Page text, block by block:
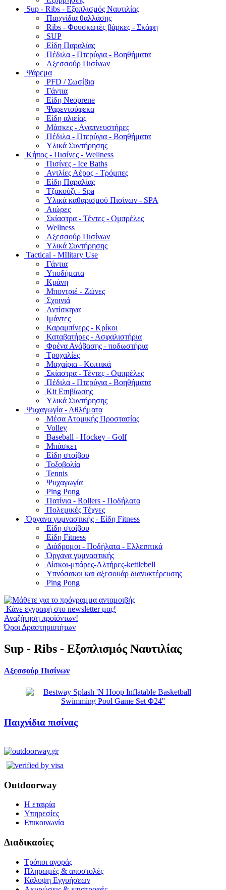
Sup - Ribs - Εξοπλισμός Ναυτιλίας
Παιχνίδια θαλλάσης
Ribs - Φουσκωτές βάρκες - Σκάφη
SUP
Είδη Παραλίας
Πέδιλα - Πτερύγια - Βοηθήματα
Αξεσσούρ Πισίνων
Ψάρεμα
PFD / Σωσίβια
Γάντια
Είδη Neoprene
Ψαρεντούφεκα
Είδη αλιείας
Μάσκες - Αναπνευστήρες
Πέδιλα - Πτερύγια - Βοηθήματα
Υλικά Συντήρησης
Κήπος - Πισίνες - Wellness
Πισίνες - Ice Baths
Αντλίες Αέρος - Τρόμπες
Είδη Παραλίας
Τζακούζι - Spa
Υλικά καθαρισμού Πισίνων - SPA
Αιώρες
Σκίαστρα - Τέντες - Ομπρέλες
Wellness
Αξεσσούρ Πισίνων
Υλικά Συντήρησης
Tactical - MIlitary Use
Γάντια
Υποδήματα
Κράνη
Μποντριέ - Ζώνες
Σχοινιά
Αντίσκηνα
Ιμάντες
Καραμπίνερς - Κρίκοι
Καταβατήρες - Ασφαλιστήρια
Φρένα Ανάβασης - ποδωστήρια
Τροχαλίες
Μαχαίρια - Κοπτικά
Σκίαστρα - Τέντες - Ομπρέλες
Πέδιλα - Πτερύγια - Βοηθήματα
Kit Επιβίωσης
Υλικά Συντήρησης
Ψυχαγωγία - Αθλήματα
Μέσα Ατομικής Προστασίας
Volley
Baseball - Hockey - Golf
Μπάσκετ
Είδη στοίβου
Τοξοβολία
Tennis
Ψυχαγωγία
Ping Pong
Πατίνια - Rollers - Ποδήλατα
Πολεμικές Τέχνες
Όργανα γυμναστικής - Είδη Fitness
Είδη στοίβου
Είδη Fitness
Διάδρομοι - Ποδήλατα - Ελλειπτικά
Όργανα γυμναστικής
Δίσκοι-μπάρες-Αλτήρες-kettlebell
Υπνόσακοι και αξεσουάρ διανυκτέρευσης
Ping Pong
Κάνε εγγραφή στο newsletter μας!
Αναζήτηση προϊόντων!
Όροι Δραστηριοτήτων
Sup - Ribs - Εξοπλισμός Ναυτιλίας
Αξεσσούρ Πισίνων
Παιχνίδια πισίνας
Outdoorway
Η εταιρία
Υπηρεσίες
Επικοινωνία
Διαδικασίες
Τρόποι αγοράς
Πληρωμές & αποστολές
Κάλυψη Εγγυήσεων